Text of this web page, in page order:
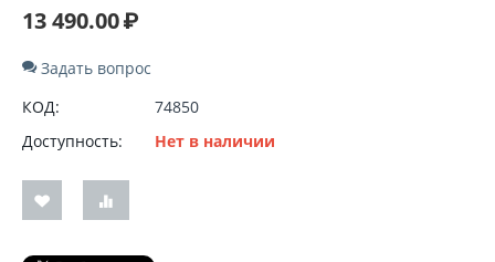
13 490.00₽
Задать вопрос
КОД:
74850
Доступность:
Нет в наличии